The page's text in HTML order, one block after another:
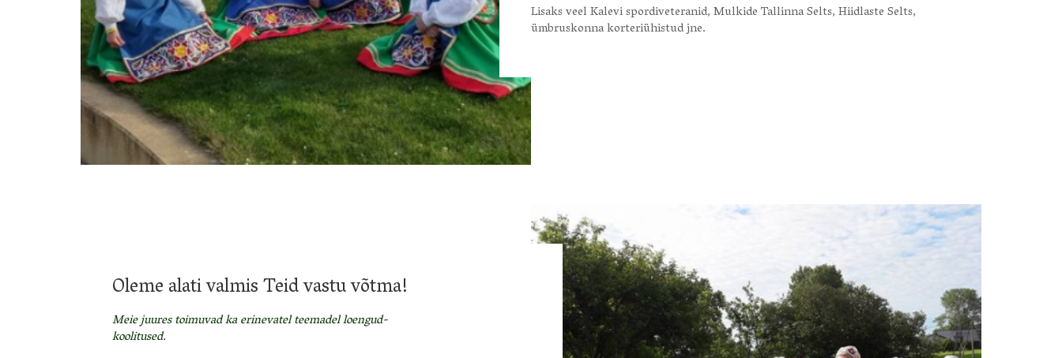
Lisaks veel Kalevi spordiveteranid, Mulkide Tallinna Selts, Hiidlaste Selts,
ümbruskonna korteriühistud jne.
Oleme alati valmis Teid vastu võtma!
Meie juures toimuvad ka erinevatel teemadel loengud-
koolitused.